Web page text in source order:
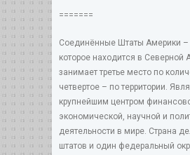
=======
Соединённые Штаты Америки –
которое находится в Северной
занимает третье место по
четвертое – по территории.
крупнейшим центром
экономической, научной и
деятельности в мире. Страна
штатов и один федеральный